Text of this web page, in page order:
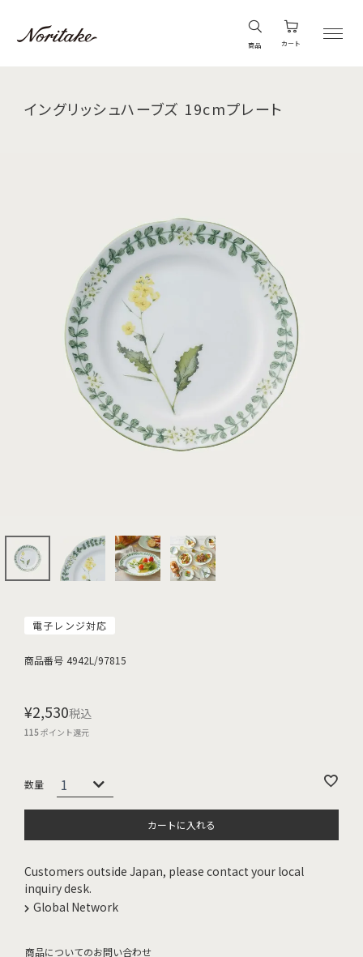
商品 カート
イングリッシュハーブズ 19cmプレート
電子レンジ対応
商品番号 4942L/97815
¥2,530税込
115ポイント還元
カートに入れる
Customers outside Japan, please contact your local
inquiry desk.
Global Network
商品についてのお問い合わせ